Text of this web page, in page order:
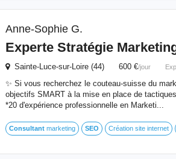
Anne-Sophie G.
Experte Stratégie
Sainte-Luce-sur-Loire (44) 600 €/jour
✨ Si vous recherchez le couteau-suisse du
objectifs SMART à la mise en place de
*20 d'expérience professionnelle en Marketi...
Consultantmarketing SEO Création site internet